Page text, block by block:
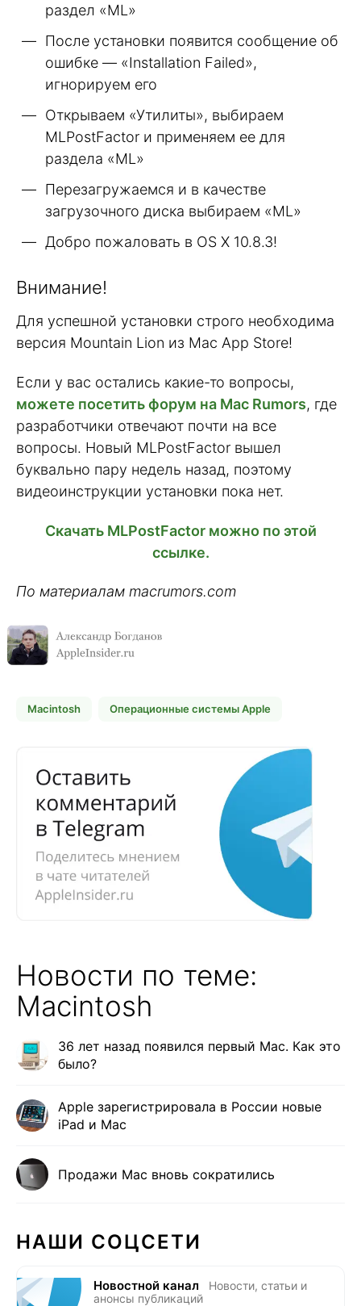
раздел «ML»
После установки появится сообщение об
ошибке — «Installation Failed»,
игнорируем его
Открываем «Утилиты», выбираем
MLPostFactor и применяем ее для
раздела «ML»
Перезагружаемся и в качестве
загрузочного диска выбираем «ML»
Добро пожаловать в OS X 10.8.3!
Внимание!
Для успешной установки строго необходима
версия Mountain Lion из Mac App Store!
Если у вас остались какие-то вопросы,
можете посетить форум на Mac Rumors, где
разработчики отвечают почти на все
вопросы. Новый MLPostFactor вышел
буквально пару недель назад, поэтому
видеоинструкции установки пока нет.
Скачать MLPostFactor можно по этой
ссылке.
По материалам macrumors.com
Macintosh Операционные системы Apple
Новости по теме:
Macintosh
36 лет назад появился первый Mac. Как это
было?
Apple зарегистрировала в России новые
iPad и Mac
Продажи Mac вновь сократились
НАШИ СОЦСЕТИ
Новостной канал
Новости, статьи и
анонсы публикаций